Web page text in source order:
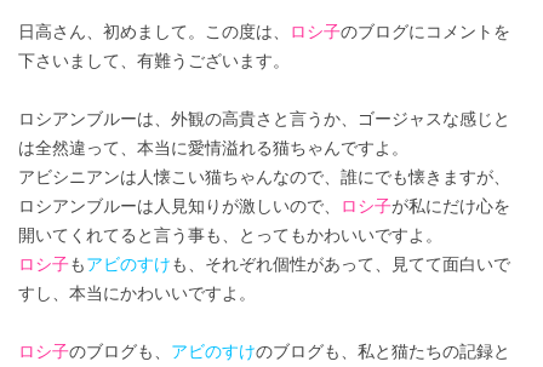
日高さん、初めまして。この度は、 ロシ子のブログにコメントを
下さいまして、有難うございます。
ロシアンブルーは、外観の高貴さと言うか、ゴージャスな感じと
は全然違って、本当に愛情溢れる猫ちゃんですよ。
アビシニアンは人懐こい猫ちゃんなので、誰にでも懐きますが、
ロシアンブルーは人見知りが激しいので、
ロシ子が私にだけ心を
開いてくれてると言う事も、とってもかわいいですよ。
ロシ子も アビのすけ も、それぞれ個性があって、見てて面白いで
すし、本当にかわいいですよ。
ロシ子のブログも、 アビのすけのブログも、私と猫たちの記録と